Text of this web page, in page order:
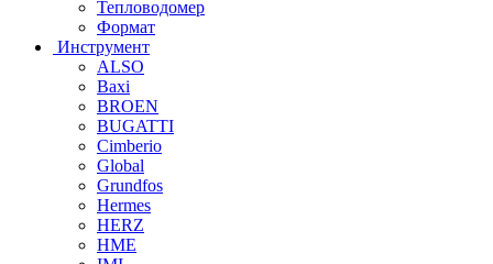
Тепловодомер
Формат
Инструмент
ALSO
Baxi
BROEN
BUGATTI
Cimberio
Global
Grundfos
Hermes
HERZ
HME